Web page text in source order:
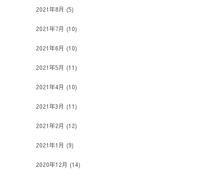
2021年8月 (5)
2021年7月 (10)
2021年6月 (10)
2021年5月 (11)
2021年4月 (10)
2021年3月 (11)
2021年2月 (12)
2021年1月 (9)
2020年12月 (14)